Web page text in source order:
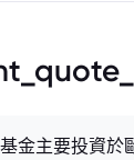
金主要投資於